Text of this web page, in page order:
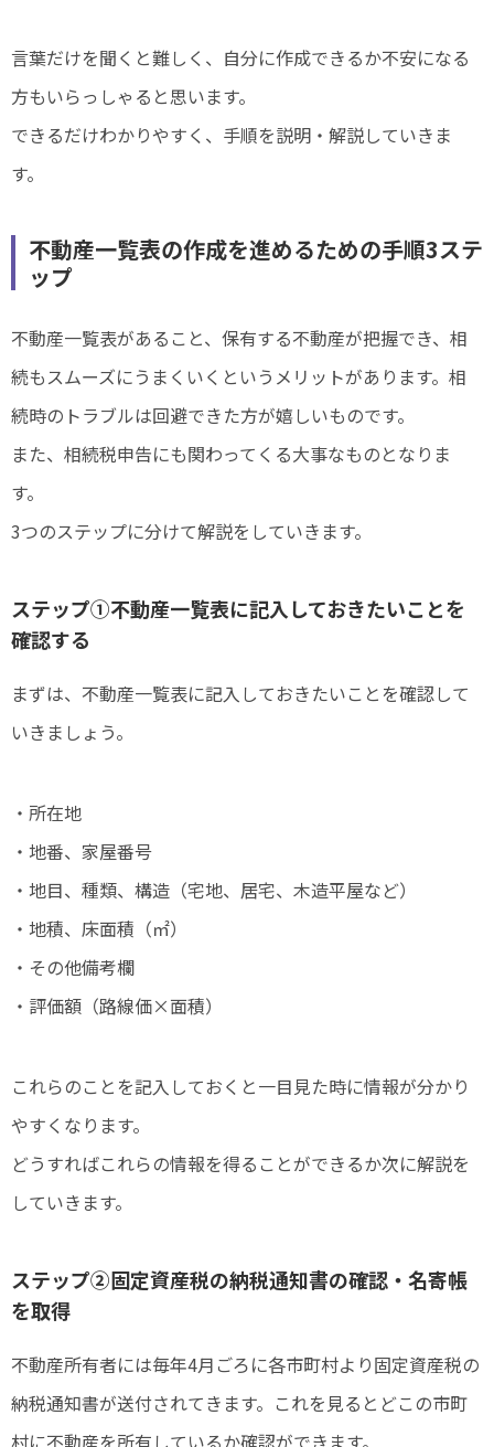
言葉だけを聞くと難しく、自分に作成できるか不安になる
方もいらっしゃると思います。
できるだけわかりやすく、手順を説明・解説していきま
す。
不動産一覧表の作成を進めるための手順3ステ
ップ
不動産一覧表があること、保有する不動産が把握でき、相
続もスムーズにうまくいくというメリットがあります。相
続時のトラブルは回避できた方が嬉しいものです。
また、相続税申告にも関わってくる大事なものとなりま
す。
3つのステップに分けて解説をしていきます。
ステップ①不動産一覧表に記入しておきたいことを
確認する
まずは、不動産一覧表に記入しておきたいことを確認して
いきましょう。
・所在地
・地番、家屋番号
・地目、種類、構造（宅地、居宅、木造平屋など）
・地積、床面積（㎡）
・その他備考欄
・評価額（路線価×面積）
これらのことを記入しておくと一目見た時に情報が分かり
やすくなります。
どうすればこれらの情報を得ることができるか次に解説を
していきます。
ステップ②固定資産税の納税通知書の確認・名寄帳
を取得
不動産所有者には毎年4月ごろに各市町村より固定資産税の
納税通知書が送付されてきます。これを見るとどこの市町
村に不動産を所有しているか確認ができます。